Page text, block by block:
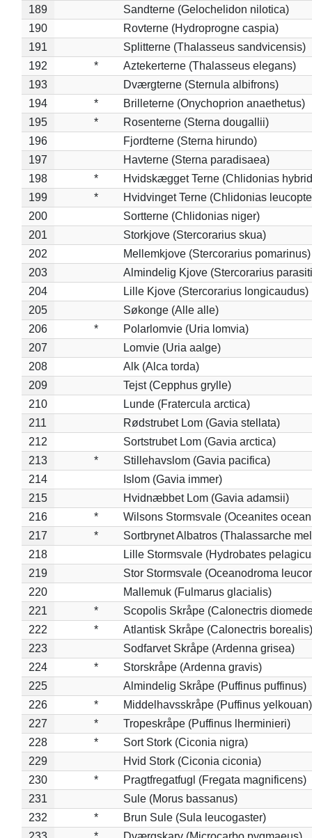
189
Sandterne (Gelochelidon nilotica)
190
Rovterne (Hydroprogne caspia)
191
Splitterne (Thalasseus sandvicensis)
192
*
Aztekerterne (Thalasseus elegans)
193
Dværgterne (Sternula albifrons)
194
*
Brilleterne (Onychoprion anaethetus)
195
*
Rosenterne (Sterna dougallii)
196
Fjordterne (Sterna hirundo)
197
Havterne (Sterna paradisaea)
198
*
Hvidskægget Terne (Chlidonias
199
*
Hvidvinget Terne (Chlidonias
200
Sortterne (Chlidonias niger)
201
Storkjove (Stercorarius skua)
202
Mellemkjove (Stercorarius pomarinus)
203
Almindelig Kjove (Stercorarius
204
Lille Kjove (Stercorarius longicaudus)
205
Søkonge (Alle alle)
206
*
Polarlomvie (Uria lomvia)
207
Lomvie (Uria aalge)
208
Alk (Alca torda)
209
Tejst (Cepphus grylle)
210
Lunde (Fratercula arctica)
211
Rødstrubet Lom (Gavia stellata)
212
Sortstrubet Lom (Gavia arctica)
213
*
Stillehavslom (Gavia pacifica)
214
Islom (Gavia immer)
215
Hvidnæbbet Lom (Gavia adamsii)
216
*
Wilsons Stormsvale (Oceanites
217
*
Sortbrynet Albatros (Thalassarche
218
Lille Stormsvale (Hydrobates
219
Stor Stormsvale (Oceanodroma
220
Mallemuk (Fulmarus glacialis)
221
*
Scopolis Skråpe (Calonectris
222
*
Atlantisk Skråpe (Calonectris borealis)
223
Sodfarvet Skråpe (Ardenna grisea)
224
*
Storskråpe (Ardenna gravis)
225
Almindelig Skråpe (Puffinus puffinus)
226
*
Middelhavsskråpe (Puffinus yelkouan)
227
*
Tropeskråpe (Puffinus lherminieri)
228
*
Sort Stork (Ciconia nigra)
229
Hvid Stork (Ciconia ciconia)
230
*
Pragtfregatfugl (Fregata magnificens)
231
Sule (Morus bassanus)
232
*
Brun Sule (Sula leucogaster)